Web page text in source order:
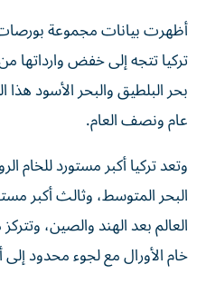
أظهرت بيانات مجموعة
تركيا تتجه إلى خفض وارداتها
بحر البلطيق ‌والبحر الأسود
عام ونصف العام.
وتعد ​تركيا أكبر ⁠مستورد للخام
البحر المتوسط، ‌وثالث أكبر
العالم بعد الهند والصين،
خام الأورال مع لجوء محدود إلى